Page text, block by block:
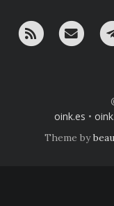
RSS
oink.es •
Theme by